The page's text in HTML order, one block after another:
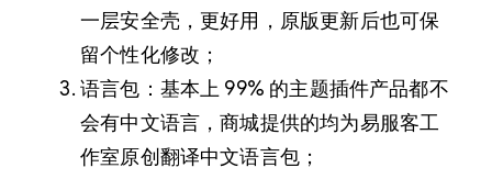
一层安全壳，更好用，原版更新后也可保
留个性化修改；
语言包：基本上 99% 的主题插件产品都不
会有中文语言，商城提供的均为易服客工
作室原创翻译中文语言包；